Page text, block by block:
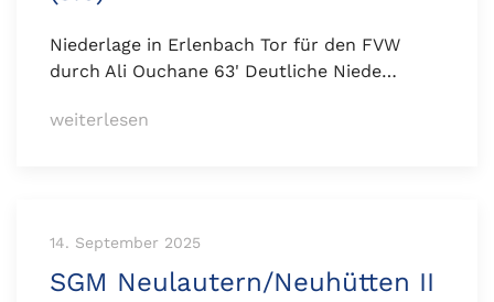
Niederlage in Erlenbach Tor für den FVW
durch Ali Ouchane 63' Deutliche Niede…
weiterlesen
14. September 2025
SGM Neulautern/Neuhütten II